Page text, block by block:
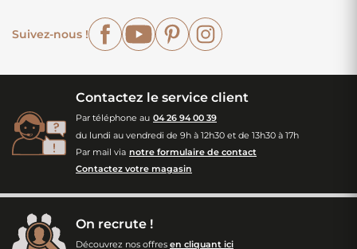
Suivez-nous !
FacebookYouTubePinterest
Contactez le service client
Par téléphone au 04 26 94 00 39
du lundi au vendredi de 9h à 12h30 et de 13h30 à 17h
Par mail via notre formulaire de contact
Contactez votre magasin
On recrute !
Découvrez nos offres en cliquant ici